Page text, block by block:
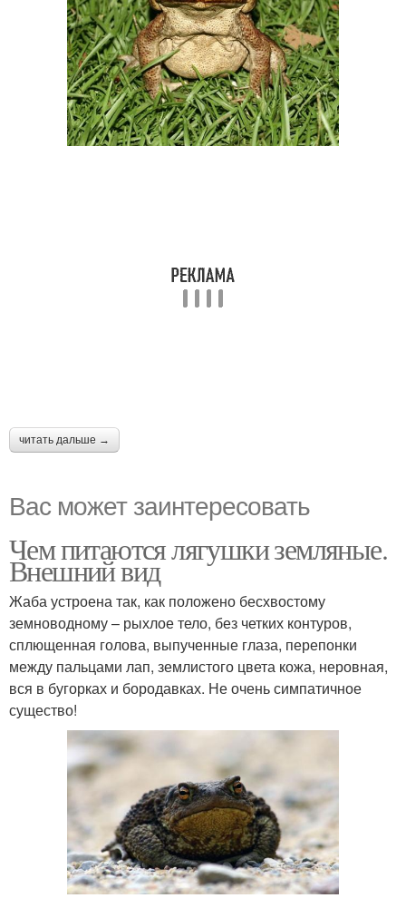
читать дальше →
Вас может заинтересовать
Чем питаются лягушки земляные.
Внешний вид
Жаба устроена так, как положено бесхвостому
земноводному – рыхлое тело, без четких контуров,
сплющенная голова, выпученные глаза, перепонки
между пальцами лап, землистого цвета кожа, неровная,
вся в бугорках и бородавках. Не очень симпатичное
существо!